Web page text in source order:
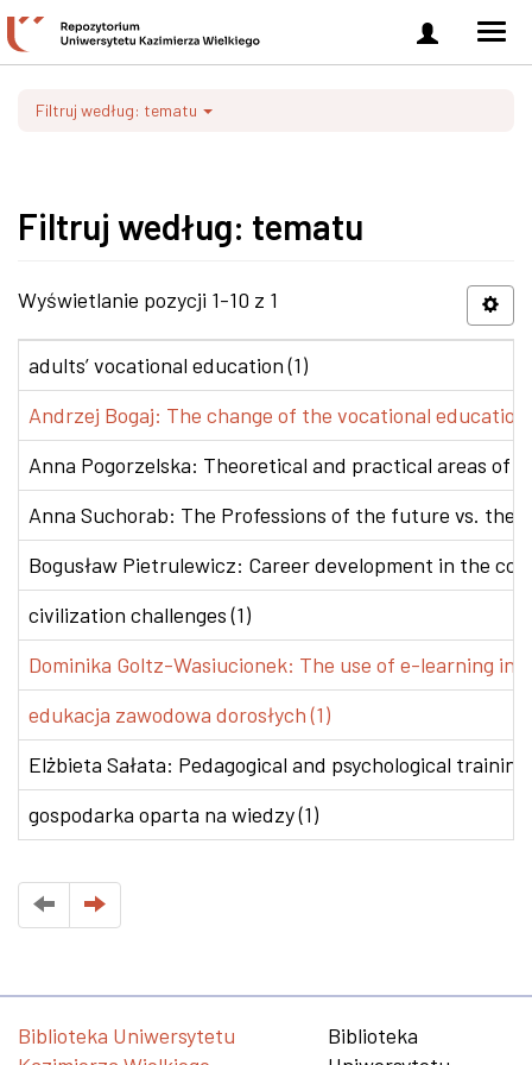
Zaloguj
się
Filtruj według: tematu
Filtruj według: tematu
Wyświetlanie pozycji 1-10 z 1
adults’ vocational education (1)
Andrzej Bogaj: The change of the vocational
Anna Pogorzelska: Theoretical and practical areas of
Anna Suchorab: The Professions of the future vs. the
Bogusław Pietrulewicz: Career development in the
civilization challenges (1)
Dominika Goltz-Wasiucionek: The use of e-learning in
edukacja zawodowa dorosłych (1)
Elżbieta Sałata: Pedagogical and psychological
gospodarka oparta na wiedzy (1)
Biblioteka Uniwersytetu
Biblioteka